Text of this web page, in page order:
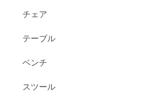
チェア
テーブル
ベンチ
スツール